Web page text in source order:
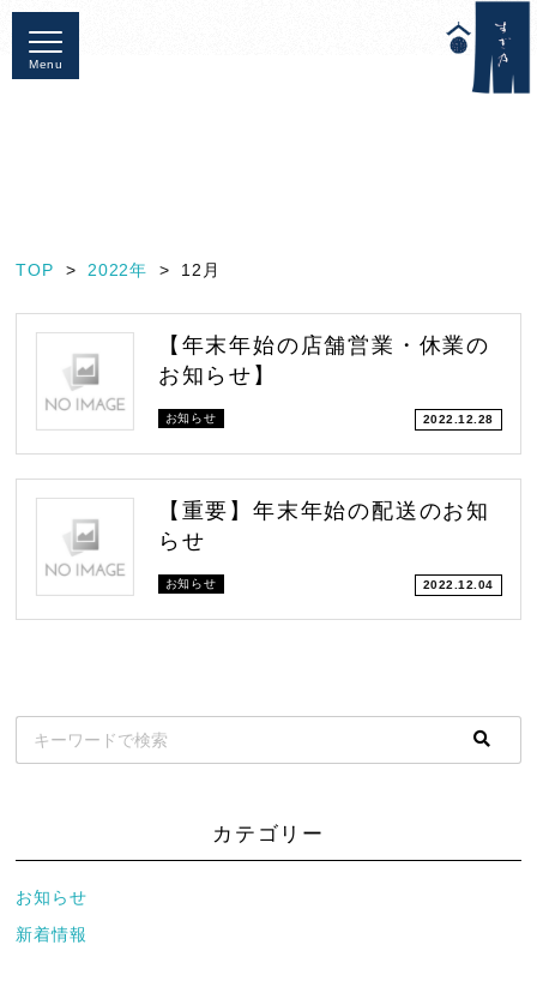
Menu
TOP 2022年 12月
【年末年始の店舗営業・休業の
お知らせ】
お知らせ 2022.12.28
【重要】年末年始の配送のお知
らせ
お知らせ 2022.12.04
カテゴリー
お知らせ
新着情報